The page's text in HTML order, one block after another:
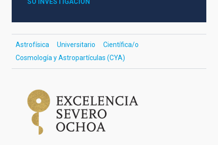
Astrofísica Universitario
Científica/o
Cosmología y Astropartículas (CYA)